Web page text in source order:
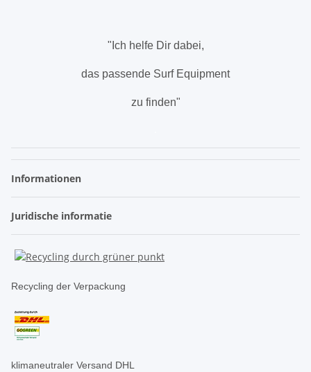
"Ich helfe Dir dabei,
das passende Surf Equipment
zu finden"
Informationen
Juridische informatie
Recycling der Verpackung
klimaneutraler Versand DHL